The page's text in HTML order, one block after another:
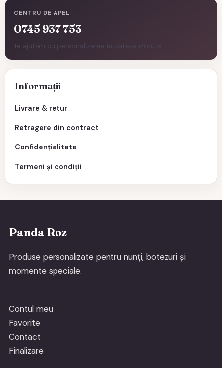
CENTRU DE APEL
0745 937 753
Te ajutăm cu personalizarea în câteva minute.
Informații
Livrare & retur
Retragere din contract
Confidențialitate
Termeni și condiții
Panda Roz
Produse personalizate pentru nunți, botezuri și
momente speciale.
Contul meu
Favorite
Contact
Finalizare